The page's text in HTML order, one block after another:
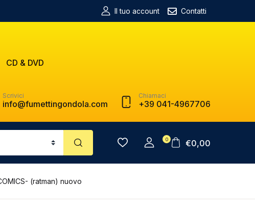
Il tuo account Contatti
CD & DVD
Scrivici
info@fumettingondola.com
Chiamaci
+39 041-4967706
0 €0,00
(ratman) nuovo